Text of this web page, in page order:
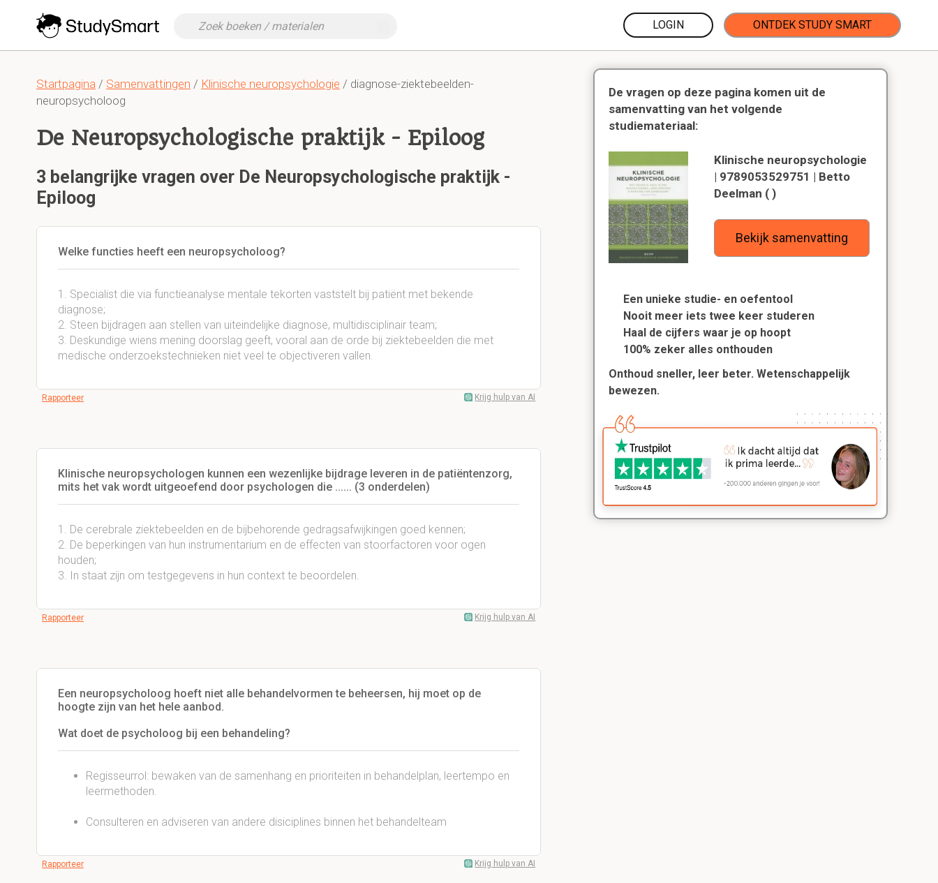
LOGIN ONTDEK STUDY SMART
Startpagina / Samenvattingen / Klinische neuropsychologie / diagnose-ziektebeelden-
neuropsycholoog
De Neuropsychologische praktijk - Epiloog
3 belangrijke vragen over De Neuropsychologische praktijk -
Epiloog
Welke functies heeft een neuropsycholoog?
1. Specialist die via functieanalyse mentale tekorten vaststelt bij patiënt met bekende
diagnose;
2. Steen bijdragen aan stellen van uiteindelijke diagnose, multidisciplinair team;
3. Deskundige wiens mening doorslag geeft, vooral aan de orde bij ziektebeelden die met
medische onderzoekstechnieken niet veel te objectiveren vallen.
Rapporteer Krijg hulp van AI
Klinische neuropsychologen kunnen een wezenlijke bijdrage leveren in de patiëntenzorg,
mits het vak wordt uitgeoefend door psychologen die ...... (3 onderdelen)
1. De cerebrale ziektebeelden en de bijbehorende gedragsafwijkingen goed kennen;
2. De beperkingen van hun instrumentarium en de effecten van stoorfactoren voor ogen
houden;
3. In staat zijn om testgegevens in hun context te beoordelen.
Rapporteer Krijg hulp van AI
Een neuropsycholoog hoeft niet alle behandelvormen te beheersen, hij moet op de
hoogte zijn van het hele aanbod.
Wat doet de psycholoog bij een behandeling?
Regisseurrol: bewaken van de samenhang en prioriteiten in behandelplan, leertempo en
leermethoden.
Consulteren en adviseren van andere disiciplines binnen het behandelteam
Rapporteer Krijg hulp van AI
De vragen op deze pagina komen uit de
samenvatting van het volgende
studiemateriaal:
Klinische neuropsychologie
| 9789053529751 | Betto
Deelman ( )
Bekijk samenvatting
Een unieke studie- en oefentool
Nooit meer iets twee keer studeren
Haal de cijfers waar je op hoopt
100% zeker alles onthouden
Onthoud sneller, leer beter. Wetenschappelijk
bewezen.